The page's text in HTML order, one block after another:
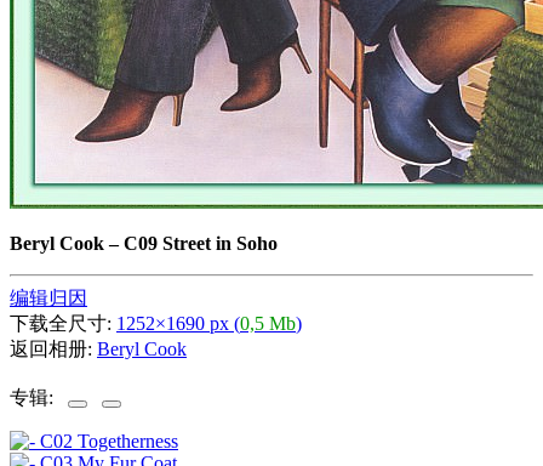
Beryl Cook–C09 Street in Soho
编辑归因
下载全尺寸: 1252×1690 px (0,5 Mb)
返回相册: Beryl Cook
专辑: